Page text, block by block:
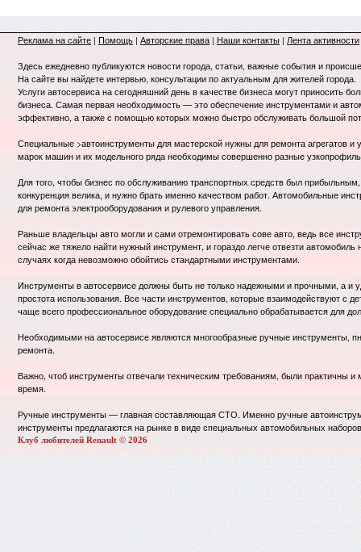
Реклама на сайте | Помощь | Авторские права | Наши контакты | Лента активности
Здесь ежедневно публикуются новости города, статьи, важные события и
На сайте вы найдете интервью, консультации по актуальным для жителей города.
Услуги автосервиса на сегодняшний день в качестве бизнеса могут приносить
бизнеса. Самая первая необходимость — это обеспечение инструментами и
эффективно, а также с помощью которых можно быстро обслуживать большой
Специальные >автоинструменты для мастерской нужны для ремонта агрегатов
марок машин и их модельного ряда необходимы совершенно разные
Для того, чтобы бизнес по обслуживанию транспортных средств был
конкуренция велика, и нужно брать именно качеством работ. Автомобильные
для ремонта электрооборудования и рулевого управления.
Раньше владельцы авто могли и сами отремонтировать сове авто, ведь все
сейчас же тяжело найти нужный инструмент, и гораздо легче отвезти
случаях когда невозможно обойтись стандартными инструментами.
Инструменты в автосервисе должны быть не только надежными и прочными, а и
простота использования. Все части инструментов, которые взаимодействуют
чаще всего профессиональное оборудование специально обрабатывается для
Необходимыми на автосервисе являются многообразные ручные инструменты,
ремонта.
Важно, чтоб инструменты отвечали техническим требованиям, были практичны
время.
Ручные инструменты — главная составляющая СТО. Именно ручные
инструменты предлагаются на рынке в виде специальных автомобильных
Клуб любителей Renault © 2026